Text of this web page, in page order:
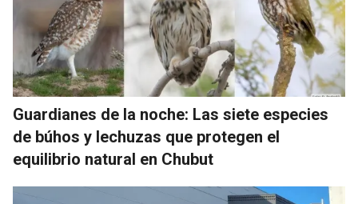
Guardianes de la noche: Las siete especies
de búhos y lechuzas que protegen el
equilibrio natural en Chubut